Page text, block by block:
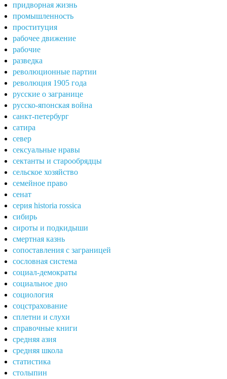
придворная жизнь
промышленность
проституция
рабочее движение
рабочие
разведка
революционные партии
революция 1905 года
русские о загранице
русско-японская война
санкт-петербург
сатира
север
сексуальные нравы
сектанты и старообрядцы
сельское хозяйство
семейное право
сенат
серия historia rossica
сибирь
сироты и подкидыши
смертная казнь
сопоставления с заграницей
сословная система
социал-демократы
социальное дно
социология
соцстрахование
сплетни и слухи
справочные книги
средняя азия
средняя школа
статистика
столыпин